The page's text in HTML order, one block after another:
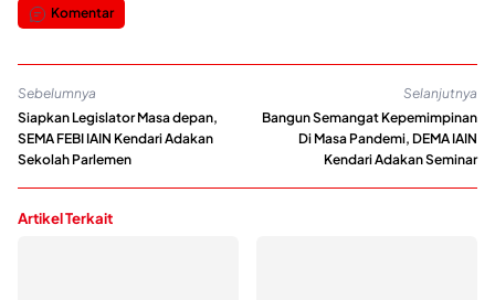
Komentar
Sebelumnya
Siapkan Legislator Masa depan,
SEMA FEBI IAIN Kendari Adakan
Sekolah Parlemen
Selanjutnya
Bangun Semangat Kepemimpinan
Di Masa Pandemi, DEMA IAIN
Kendari Adakan Seminar
Artikel Terkait